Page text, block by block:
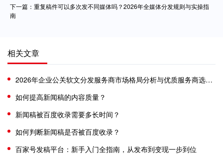
下一篇：重复稿件可以多次发不同媒体吗？2026年全媒体分发规则与实操指
南
相关文章
​2026年企业公关软文分发服务商市场格局分析与优质服务商选型参考
如何提高新闻稿的内容质量？
新闻稿被百度收录需要多长时间？
如何判断新闻稿是否被百度收录？
百家号发稿平台：新手入门全指南，从发布到变现一步到位